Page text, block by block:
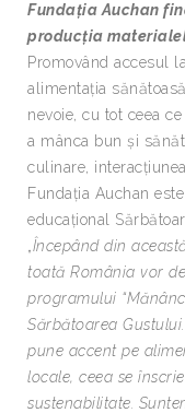
Fundația Auchan
producția
Promovând accesul
alimentația
nevoie, cu tot ceea
a mânca bun și
culinare,
Fundația Auchan
educațional
„Începând din
toată România vor
programului
Sărbătoarea
pune accent pe
locale, ceea se
sustenabilitate.